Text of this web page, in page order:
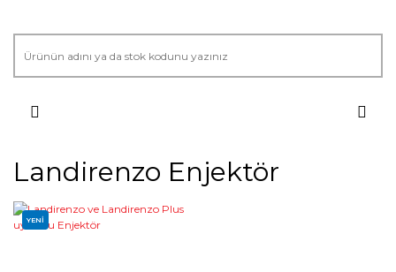
Landirenzo Enjektör
YENİ